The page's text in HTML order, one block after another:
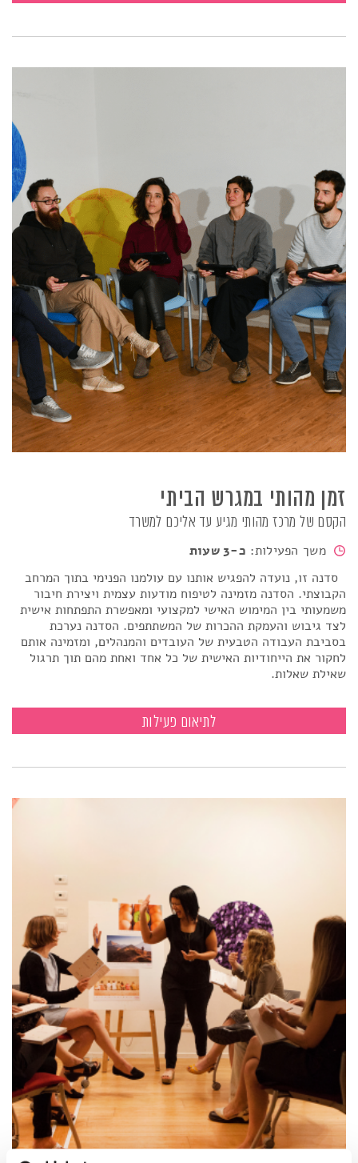
זמן מהותי במגרש הביתי
הקסם של מרכז מהותי מגיע עד אליכם למשרד
משך הפעילות: כ-3 שעות
סדנה זו, נועדה להפגיש אותנו עם עולמנו הפנימי בתוך המרחב
הקבוצתי. הסדנה מזמינה לטיפוח מודעות עצמית ויצירת חיבור
משמעותי בין המימוש האישי למקצועי ומאפשרת התפתחות אישית
לצד גיבוש והעמקת ההכרות של המשתתפים. הסדנה נערכת
בסביבת העבודה הטבעית של העובדים והמנהלים, ומזמינה אותם
לחקור את הייחודיות האישית של כל אחד ואחת מהם תוך תרגול
שאילת שאלות.
לתיאום פעילות